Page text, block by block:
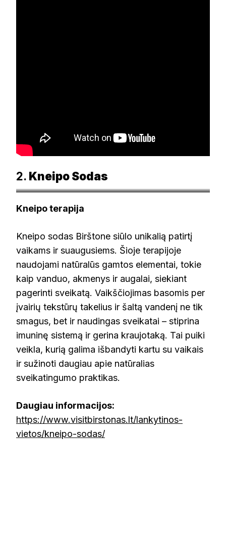
2. Kneipo Sodas
Kneipo terapija
Kneipo sodas Birštone siūlo unikalią patirtį
vaikams ir suaugusiems. Šioje terapijoje
naudojami natūralūs gamtos elementai, tokie
kaip vanduo, akmenys ir augalai, siekiant
pagerinti sveikatą. Vaikščiojimas basomis per
įvairių tekstūrų takelius ir šaltą vandenį ne tik
smagus, bet ir naudingas sveikatai – stiprina
imuninę sistemą ir gerina kraujotaką. Tai puiki
veikla, kurią galima išbandyti kartu su vaikais
ir sužinoti daugiau apie natūralias
sveikatingumo praktikas.
Daugiau informacijos:
https://www.visitbirstonas.lt/lankytinos-
vietos/kneipo-sodas/